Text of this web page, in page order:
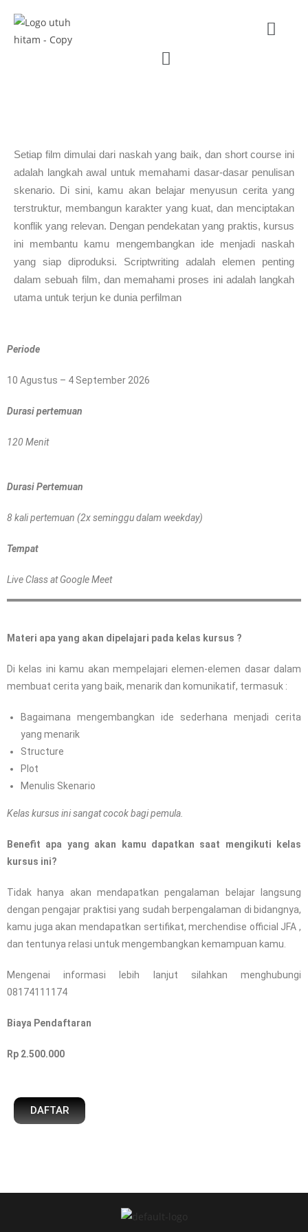
Setiap film dimulai dari naskah yang baik, dan short course ini
adalah langkah awal untuk memahami dasar-dasar penulisan
skenario. Di sini, kamu akan belajar menyusun cerita yang
terstruktur, membangun karakter yang kuat, dan menciptakan
konflik yang relevan. Dengan pendekatan yang praktis, kursus
ini membantu kamu mengembangkan ide menjadi naskah
yang siap diproduksi. Scriptwriting adalah elemen penting
dalam sebuah film, dan memahami proses ini adalah langkah
utama untuk terjun ke dunia perfilman
Periode
10 Agustus – 4 September 2026
Durasi pertemuan
120 Menit
Durasi Pertemuan
8 kali pertemuan (2x seminggu dalam weekday)
Tempat
Live Class at Google Meet
Materi apa yang akan dipelajari pada kelas kursus ?
Di kelas ini kamu akan mempelajari elemen-elemen dasar dalam
membuat cerita yang baik, menarik dan komunikatif, termasuk :
Bagaimana mengembangkan ide sederhana menjadi cerita
yang menarik
Structure
Plot
Menulis Skenario
Kelas kursus ini sangat cocok bagi pemula.
Benefit apa yang akan kamu dapatkan saat mengikuti kelas
kursus ini?
Tidak hanya akan mendapatkan pengalaman belajar langsung
dengan pengajar praktisi yang sudah berpengalaman di bidangnya,
kamu juga akan mendapatkan sertifikat, merchendise official JFA ,
dan tentunya relasi untuk mengembangkan kemampuan kamu.
Mengenai informasi lebih lanjut silahkan menghubungi
08174111174
Biaya Pendaftaran
Rp 2.500.000
DAFTAR